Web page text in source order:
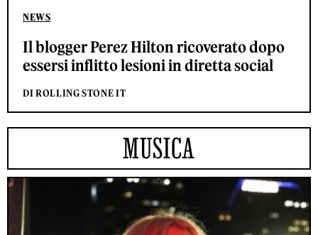
NEWS
Il blogger Perez Hilton ricoverato dopo
essersi inflitto lesioni in diretta social
DI ROLLING STONE IT
MUSICA